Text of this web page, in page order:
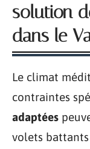
solution
dans le
Le climat
contraintes
adaptées
volets